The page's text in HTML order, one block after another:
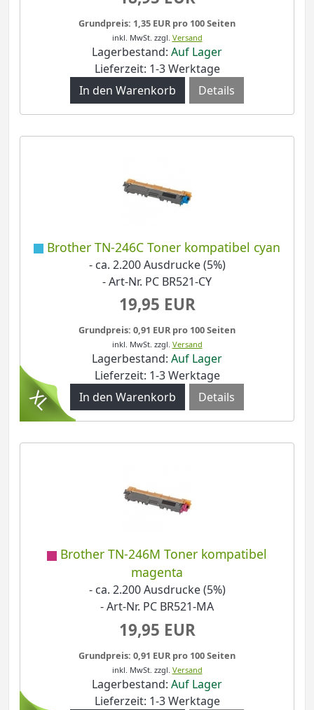
Grundpreis: 1,35 EUR pro 100 Seiten
inkl. MwSt. zzgl. Versand
Lagerbestand: Auf Lager
Lieferzeit: 1-3 Werktage
Details
Brother TN-246C Toner kompatibel cyan
- ca. 2.200 Ausdrucke (5%)
- Art-Nr. PC BR521-CY
19,95 EUR
Grundpreis: 0,91 EUR pro 100 Seiten
inkl. MwSt. zzgl. Versand
Lagerbestand: Auf Lager
Lieferzeit: 1-3 Werktage
Details
Brother TN-246M Toner kompatibel
magenta
- ca. 2.200 Ausdrucke (5%)
- Art-Nr. PC BR521-MA
19,95 EUR
Grundpreis: 0,91 EUR pro 100 Seiten
inkl. MwSt. zzgl. Versand
Lagerbestand: Auf Lager
Lieferzeit: 1-3 Werktage